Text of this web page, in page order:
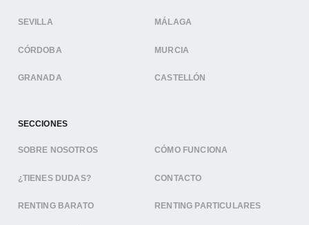
SEVILLA MÁLAGA
CÓRDOBA MURCIA
GRANADA CASTELLÓN
SECCIONES
SOBRE NOSOTROS CÓMO FUNCIONA
¿TIENES DUDAS? CONTACTO
RENTING BARATO RENTING PARTICULARES